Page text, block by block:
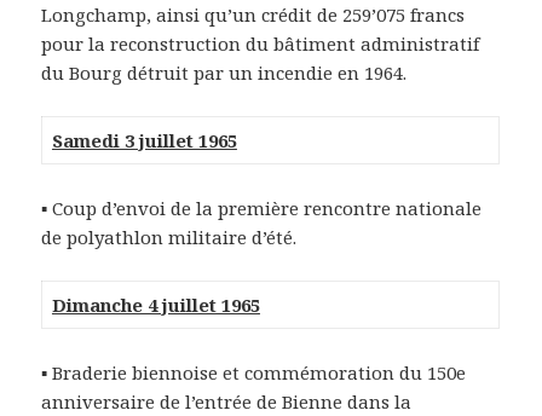
Longchamp, ainsi qu’un crédit de 259’075 francs
pour la reconstruction du bâtiment administratif
du Bourg détruit par un incendie en 1964.
Samedi 3 juillet 1965
▪ Coup d’envoi de la première rencontre nationale
de polyathlon militaire d’été.
Dimanche 4 juillet 1965
▪ Braderie biennoise et commémoration du 150e
anniversaire de l’entrée de Bienne dans la